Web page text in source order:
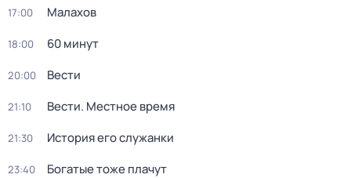
17:00 Малахов
18:00 60 минут
20:00 Вести
21:10 Вести. Местное время
21:30 История его служанки
23:40 Богатые тоже плачут